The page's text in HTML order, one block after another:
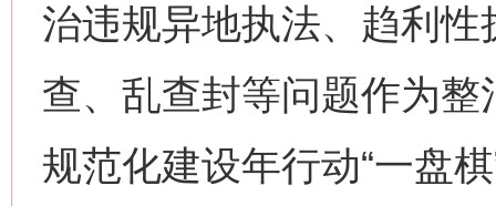
治违规异地执法、趋利
查、乱查封等问题作为
规范化建设年行动“一盘